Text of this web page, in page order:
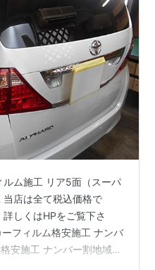
ルム施工 リア5面（スーパ
店は全て税込価格で
しくはHPをご覧下さ
フィルム格安施工 ナンバ
安施工 ナンバー割地域拡